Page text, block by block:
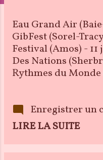
Eau Grand Air
GibFest (Sorel-
Festival (Amos) -
Des Nations
Rythmes du Monde
26 juillet 2026 Les
(Rimouski) - 2 août
Enregistrer un
LIRE LA SUITE